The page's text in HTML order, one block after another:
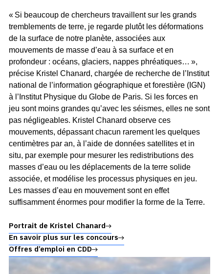
« Si beaucoup de chercheurs travaillent sur les grands
tremblements de terre, je regarde plutôt les déformations
de la surface de notre planète, associées aux
mouvements de masse d’eau à sa surface et en
profondeur : océans, glaciers, nappes phréatiques… »,
précise Kristel Chanard, chargée de recherche de l’Institut
national de l’information géographique et forestière (IGN)
à l’Institut Physique du Globe de Paris. Si les forces en
jeu sont moins grandes qu’avec les séismes, elles ne sont
pas négligeables. Kristel Chanard observe ces
mouvements, dépassant chacun rarement les quelques
centimètres par an, à l’aide de données satellites et in
situ, par exemple pour mesurer les redistributions des
masses d’eau ou les déplacements de la terre solide
associée, et modélise les processus physiques en jeu.
Les masses d’eau en mouvement sont en effet
suffisamment énormes pour modifier la forme de la Terre.
Portrait de Kristel Chanard
En savoir plus sur les concours
Offres d’emploi en CDD